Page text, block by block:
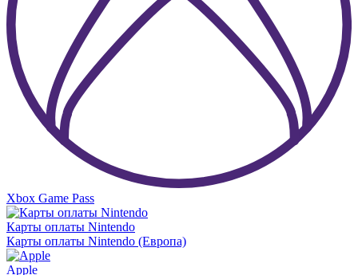
Xbox Game Pass
Карты оплаты Nintendo
Карты оплаты Nintendo (Европа)
Apple